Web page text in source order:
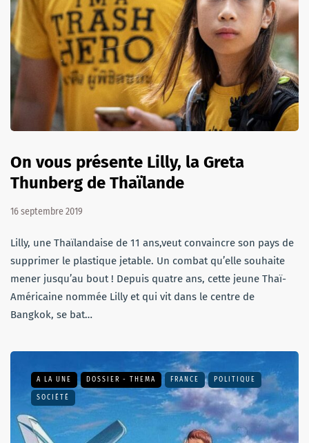
On vous présente Lilly, la Greta
Thunberg de Thaïlande
16 septembre 2019
Lilly, une Thaïlandaise de 11 ans,veut convaincre son pays de
supprimer le plastique jetable. Un combat qu’elle souhaite
mener jusqu’au bout ! Depuis quatre ans, cette jeune Thaï-
Américaine nommée Lilly et qui vit dans le centre de
Bangkok, se bat…
A LA UNE DOSSIER - THEMA FRANCE POLITIQUE
SOCIÉTÉ